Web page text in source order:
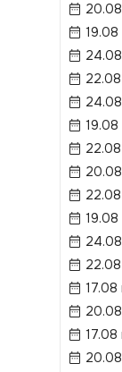
19.08
19.08
19.08
17.08
17.08